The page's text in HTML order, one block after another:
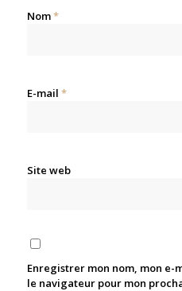
Nom*
E-mail *
Site web
Enregistrer mon nom, mon e-
le navigateur pour mon